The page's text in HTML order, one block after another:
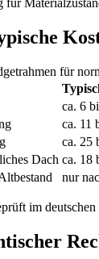
für
für
ca. 6
ca. 11
ca. 25
Dach ca. 18
nur
im